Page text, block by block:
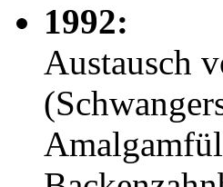
1992:
Austausch